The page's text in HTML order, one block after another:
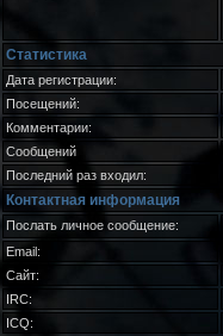
Статистика
Дата регистрации:
Посещений:
Комментарии:
Сообщений
Последний раз входил:
Контактная информация
Послать личное сообщение:
Email:
Сайт:
IRC:
ICQ: